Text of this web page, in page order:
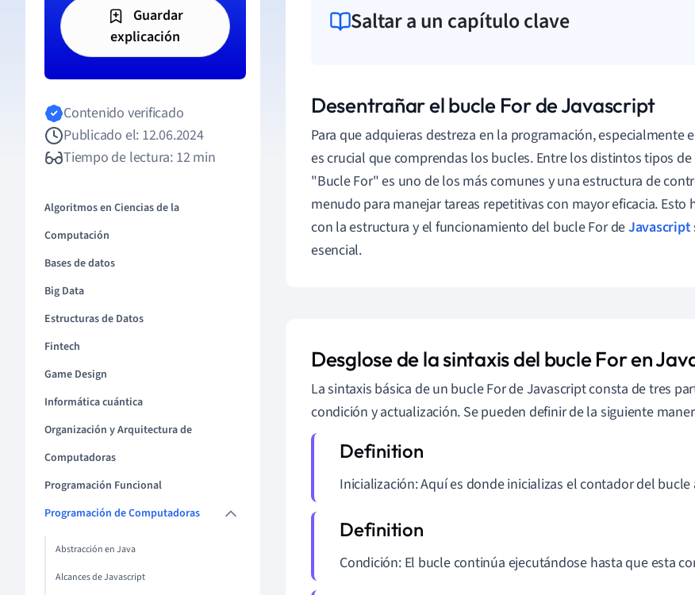
Guardar
explicación
Contenido verificado
Publicado el: 12.06.2024
Tiempo de lectura: 12 min
Algoritmos en Ciencias de la
Computación
Bases de datos
Big Data
Estructuras de Datos
Fintech
Game Design
Informática cuántica
Organización y Arquitectura de
Computadoras
Programación Funcional
Programación de Computadoras
Abstracción en Java
Alcances de Javascript
Saltar a un capítulo clave
Desentrañar el bucle For de Javascript
Para que adquieras destreza en la programación, especialmente
es crucial que comprendas los bucles. Entre los distintos tipos
"Bucle For" es uno de los más comunes y una estructura de
menudo para manejar tareas repetitivas con mayor eficacia. Esto
con la estructura y el funcionamiento del bucle For deJavascript
esencial.
Desglose de la sintaxis del bucle For en
La sintaxis básica de un bucle For de Javascript consta de tres
condición y actualización. Se pueden definir de la siguiente
Inicialización: Aquí es donde inicializas el contador del
Condición: El bucle continúa ejecutándose hasta que esta